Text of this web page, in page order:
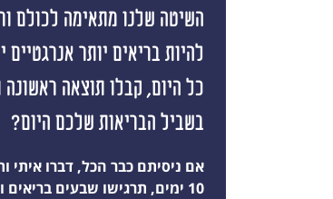
השיטה שלנו מתאימה לכולם
להיות בריאים יותר
בשביל הבריאות שלכם היום?
אם ניסיתם כבר הכל, דברו איתי
10 ימים, תרגישו שבעים בריאים ואנרגטיים יותר מאי פעם